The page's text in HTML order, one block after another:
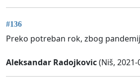
#136
Preko potreban rok, zbog
Aleksandar Radojkovic(Niš, 2021-